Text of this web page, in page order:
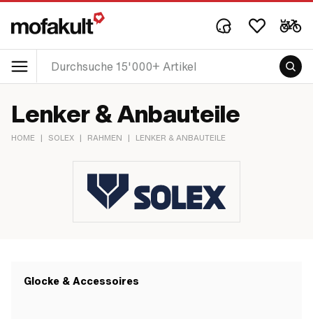
Lenker & Anbauteile
HOME | SOLEX | RAHMEN | LENKER & ANBAUTEILE
Glocke & Accessoires